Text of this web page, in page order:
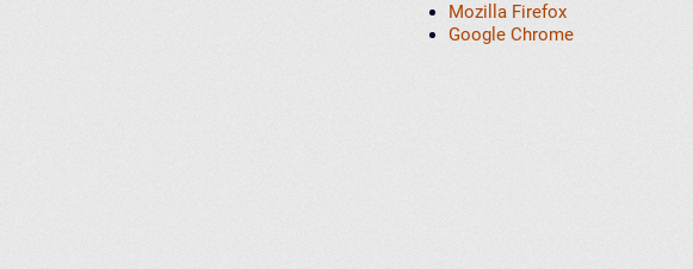
Mozilla Firefox
Google Chrome